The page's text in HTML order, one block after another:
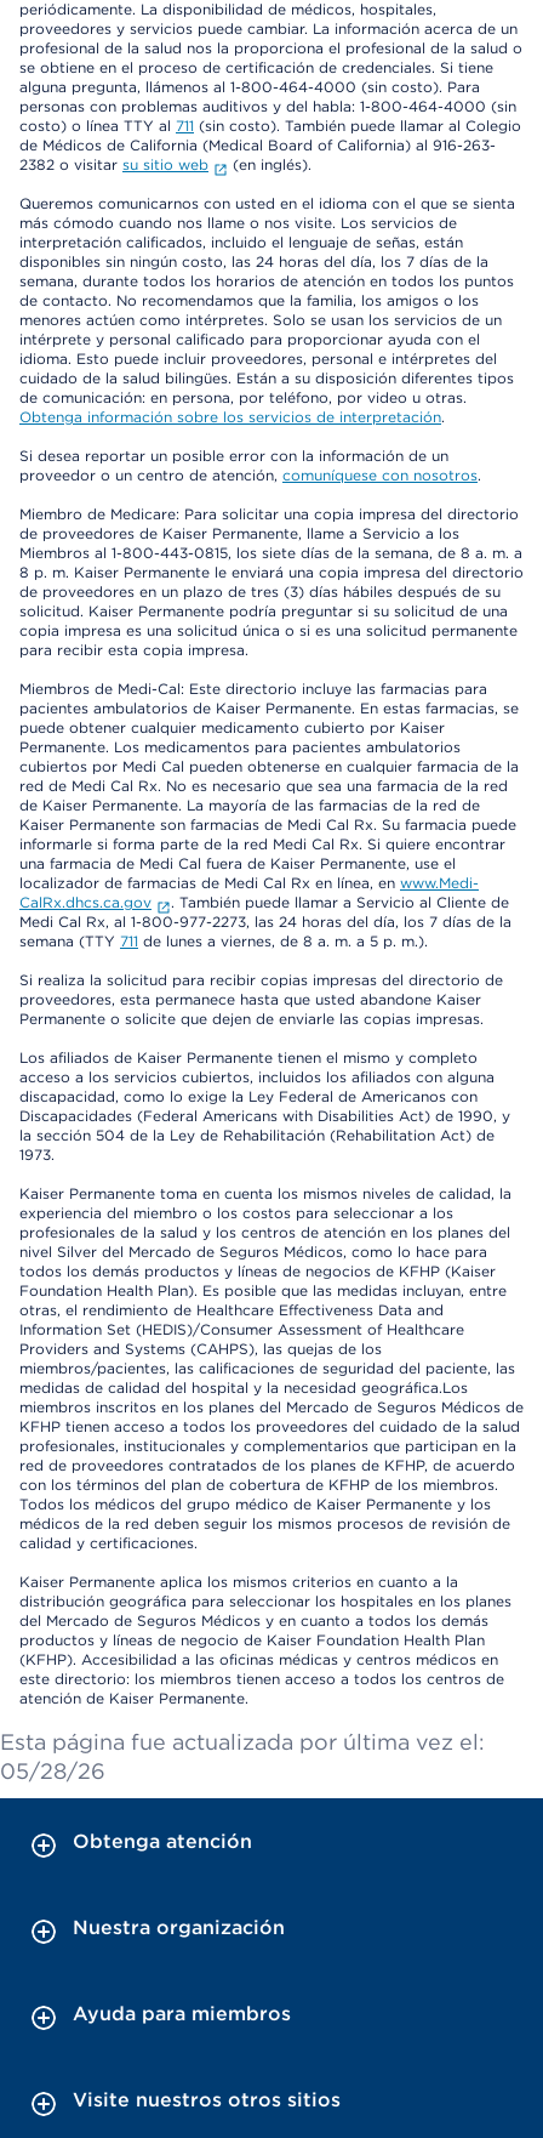
periódicamente. La disponibilidad de médicos, hospitales,
proveedores y servicios puede cambiar. La información acerca de un
profesional de la salud nos la proporciona el profesional de la salud o
se obtiene en el proceso de certificación de credenciales. Si tiene
alguna pregunta, llámenos al 1-800-464-4000 (sin costo). Para
personas con problemas auditivos y del habla: 1-800-464-4000 (sin
costo) o línea TTY al 711 (sin costo). También puede llamar al Colegio
de Médicos de California (Medical Board of California) al 916-263-
2382 o visitar su sitio web (en inglés).
Queremos comunicarnos con usted en el idioma con el que se sienta
más cómodo cuando nos llame o nos visite. Los servicios de
interpretación calificados, incluido el lenguaje de señas, están
disponibles sin ningún costo, las 24 horas del día, los 7 días de la
semana, durante todos los horarios de atención en todos los puntos
de contacto. No recomendamos que la familia, los amigos o los
menores actúen como intérpretes. Solo se usan los servicios de un
intérprete y personal calificado para proporcionar ayuda con el
idioma. Esto puede incluir proveedores, personal e intérpretes del
cuidado de la salud bilingües. Están a su disposición diferentes tipos
de comunicación: en persona, por teléfono, por video u otras.
Obtenga información sobre los servicios de interpretación.
Si desea reportar un posible error con la información de un
proveedor o un centro de atención, comuníquese con nosotros.
Miembro de Medicare: Para solicitar una copia impresa del directorio
de proveedores de Kaiser Permanente, llame a Servicio a los
Miembros al 1-800-443-0815, los siete días de la semana, de 8 a. m. a
8 p. m. Kaiser Permanente le enviará una copia impresa del directorio
de proveedores en un plazo de tres (3) días hábiles después de su
solicitud. Kaiser Permanente podría preguntar si su solicitud de una
copia impresa es una solicitud única o si es una solicitud permanente
para recibir esta copia impresa.
Miembros de Medi-Cal: Este directorio incluye las farmacias para
pacientes ambulatorios de Kaiser Permanente. En estas farmacias, se
puede obtener cualquier medicamento cubierto por Kaiser
Permanente. Los medicamentos para pacientes ambulatorios
cubiertos por Medi Cal pueden obtenerse en cualquier farmacia de la
red de Medi Cal Rx. No es necesario que sea una farmacia de la red
de Kaiser Permanente. La mayoría de las farmacias de la red de
Kaiser Permanente son farmacias de Medi Cal Rx. Su farmacia puede
informarle si forma parte de la red Medi Cal Rx. Si quiere encontrar
una farmacia de Medi Cal fuera de Kaiser Permanente, use el
localizador de farmacias de Medi Cal Rx en línea, en www.Medi-
CalRx.dhcs.ca.gov
. También puede llamar a Servicio al Cliente de
Medi Cal Rx, al 1-800-977-2273, las 24 horas del día, los 7 días de la
semana (TTY 711 de lunes a viernes, de 8 a. m. a 5 p. m.).
Si realiza la solicitud para recibir copias impresas del directorio de
proveedores, esta permanece hasta que usted abandone Kaiser
Permanente o solicite que dejen de enviarle las copias impresas.
Los afiliados de Kaiser Permanente tienen el mismo y completo
acceso a los servicios cubiertos, incluidos los afiliados con alguna
discapacidad, como lo exige la Ley Federal de Americanos con
Discapacidades (Federal Americans with Disabilities Act) de 1990, y
la sección 504 de la Ley de Rehabilitación (Rehabilitation Act) de
1973.
Kaiser Permanente toma en cuenta los mismos niveles de calidad, la
experiencia del miembro o los costos para seleccionar a los
profesionales de la salud y los centros de atención en los planes del
nivel Silver del Mercado de Seguros Médicos, como lo hace para
todos los demás productos y líneas de negocios de KFHP (Kaiser
Foundation Health Plan). Es posible que las medidas incluyan, entre
otras, el rendimiento de Healthcare Effectiveness Data and
Information Set (HEDIS)/Consumer Assessment of Healthcare
Providers and Systems (CAHPS), las quejas de los
miembros/pacientes, las calificaciones de seguridad del paciente, las
medidas de calidad del hospital y la necesidad geográfica.Los
miembros inscritos en los planes del Mercado de Seguros Médicos de
KFHP tienen acceso a todos los proveedores del cuidado de la salud
profesionales, institucionales y complementarios que participan en la
red de proveedores contratados de los planes de KFHP, de acuerdo
con los términos del plan de cobertura de KFHP de los miembros.
Todos los médicos del grupo médico de Kaiser Permanente y los
médicos de la red deben seguir los mismos procesos de revisión de
calidad y certificaciones.
Kaiser Permanente aplica los mismos criterios en cuanto a la
distribución geográfica para seleccionar los hospitales en los planes
del Mercado de Seguros Médicos y en cuanto a todos los demás
productos y líneas de negocio de Kaiser Foundation Health Plan
(KFHP). Accesibilidad a las oficinas médicas y centros médicos en
este directorio: los miembros tienen acceso a todos los centros de
atención de Kaiser Permanente.
Esta página fue actualizada por última vez el:
05/28/26
Obtenga atención
Nuestra organización
Ayuda para miembros
Visite nuestros otros sitios